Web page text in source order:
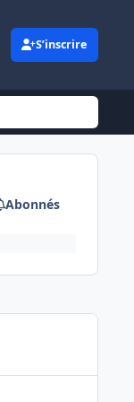
S’inscrire
Abonnés